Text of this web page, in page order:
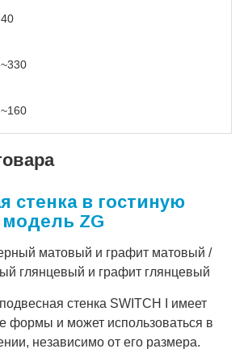
40
~330
~160
стенка в гостиную
модель ZG
матовый и графит матовый /
глянцевый и графит глянцевый
стенка SWITCH I имеет
формы и может использоваться в
независимо от его размера.